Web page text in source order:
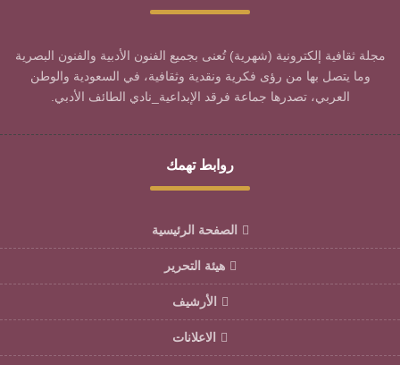
مجلة ثقافية إلكترونية (شهرية) تُعنى بجميع الفنون الأدبية والفنون البصرية
وما يتصل بها من رؤى فكرية ونقدية وثقافية، في السعودية والوطن
العربي، تصدرها جماعة فرقد الإبداعية_نادي الطائف الأدبي.
روابط تهمك
الصفحة الرئيسية
هيئة التحرير
الأرشيف
الاعلانات